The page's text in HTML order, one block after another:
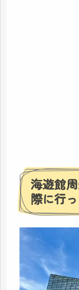
海遊館
際に行